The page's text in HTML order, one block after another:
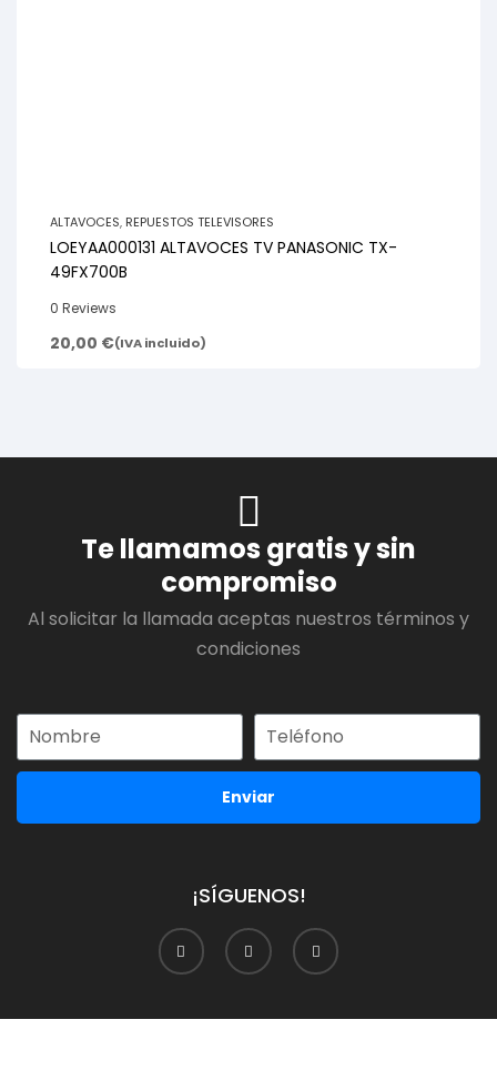
ALTAVOCES, REPUESTOS TELEVISORES
LOEYAA000131 ALTAVOCES TV PANASONIC TX-
49FX700B
0 Reviews
20,00 €(IVA incluido)
Te llamamos gratis y sin
compromiso
Al solicitar la llamada aceptas nuestros términos y
condiciones
Enviar
¡SÍGUENOS!